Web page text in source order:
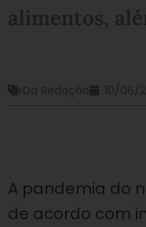
alimentos,
Da Redação 10/06/
A pandemia do
de acordo com